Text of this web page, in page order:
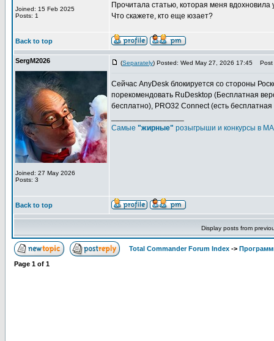
Joined: 15 Feb 2025
Posts: 1
Прочитала статью, которая меня вдохновила
Что скажете, кто еще юзает?
Back to top
SergM2026
Joined: 27 May 2026
Posts: 3
(Separately) Posted: Wed May 27, 2026 17:45 Post
Сейчас AnyDesk блокируется со стороны
порекомендовать RuDesktop (Бесплатная
бесплатно), PRO32 Connect (есть
Самые "жирные" розыгрыши и конкурсы в
Back to top
Display posts from
Total Commander Forum Index ->
Page 1 of 1